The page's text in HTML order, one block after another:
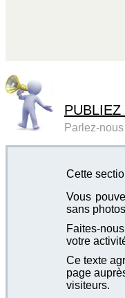
Parlez-
Cette
Vous
sans
Faites-
votre
Ce texte
page
visiteurs.